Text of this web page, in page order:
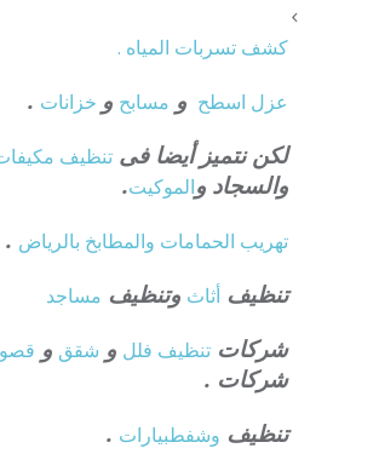
كشف تسربات المياه .
عزل اسطح و مسابح و خزانات .
لكن نتميز أيضا فى تنظيف
والسجاد والموكيت.
تهريب الحمامات والمطابخ بالرياض .
تنظيف أثاث وتنظيف مساجد
شركات تنظيف فلل و شقق و
شركات .
تنظيف وشفطبيارات .